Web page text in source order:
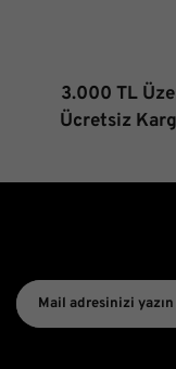
3.000 TL
Ücretsiz